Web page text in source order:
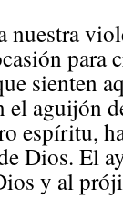
para
sienten
aguijón
espíritu,
Dios. El
y al